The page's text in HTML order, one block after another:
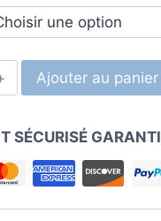
Ajouter au panier
SÉCURISÉ GARANTI